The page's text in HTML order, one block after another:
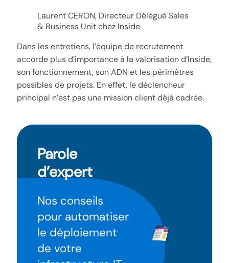
Laurent CERON, Directeur Délégué Sales
& Business Unit chez Inside
Dans les entretiens, l’équipe de recrutement
accorde plus d’importance à la valorisation d’Inside,
son fonctionnement, son ADN et les périmètres
possibles de projets. En effet, le déclencheur
principal n’est pas une mission client déjà cadrée.
Parole
d’expert
Nos conseils
pour automatiser
le déploiement
de votre